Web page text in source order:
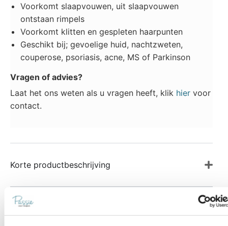
Voorkomt slaapvouwen, uit slaapvouwen
ontstaan rimpels
Voorkomt klitten en gespleten haarpunten
Geschikt bij; gevoelige huid, nachtzweten,
couperose, psoriasis, acne, MS of Parkinson
Vragen of advies?
Laat het ons weten als u vragen heeft, klik hier voor
contact.
Korte productbeschrijving
Product details